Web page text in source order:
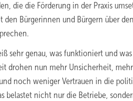
die die Förderung in der Praxis
den Bürgerinnen und Bürgern über den
sehr genau, was funktioniert und
drohen nun mehr Unsicherheit, mehr
noch weniger Vertrauen in die
belastet nicht nur die Betriebe,